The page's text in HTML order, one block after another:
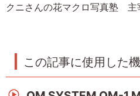
クニさんの花マクロ写真塾 主
この記事に使用した